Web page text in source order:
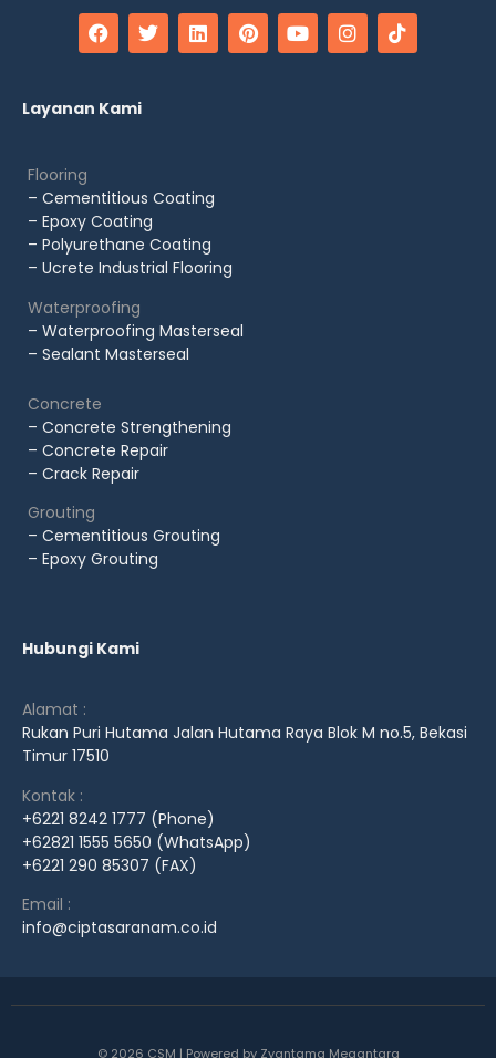
Layanan Kami
Flooring
– Cementitious Coating
– Epoxy Coating
– Polyurethane Coating
– Ucrete Industrial Flooring
Waterproofing
– Waterproofing Masterseal
– Sealant Masterseal
Concrete
– Concrete Strengthening
– Concrete Repair
– Crack Repair
Grouting
– Cementitious Grouting
– Epoxy Grouting
Hubungi Kami
Alamat :
Rukan Puri Hutama Jalan Hutama Raya Blok M no.5, Bekasi
Timur 17510
Kontak :
+6221 8242 1777 (Phone)
+62821 1555 5650 (WhatsApp)
+6221 290 85307 (FAX)
Email :
info@ciptasaranam.co.id
© 2026 CSM | Powered by Zyantama Megantara